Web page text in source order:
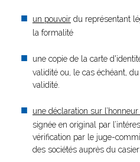
un pouvoir du représentant
la formalité
une copie de la carte
validité ou, le cas échéant,
validité.
une déclaration sur
signée en original par
vérification par le juge-
des sociétés auprès du